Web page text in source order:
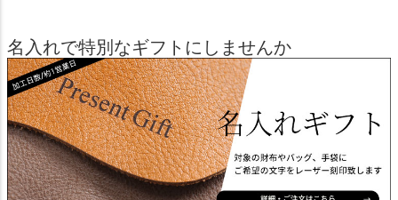
名入れで特別なギフトにしませんか